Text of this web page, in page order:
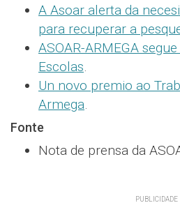
A Asoar alerta da
para recuperar a
ASOAR-ARMEGA
Escolas.
Un novo premio ao
Armega.
Fonte
Nota de prensa da